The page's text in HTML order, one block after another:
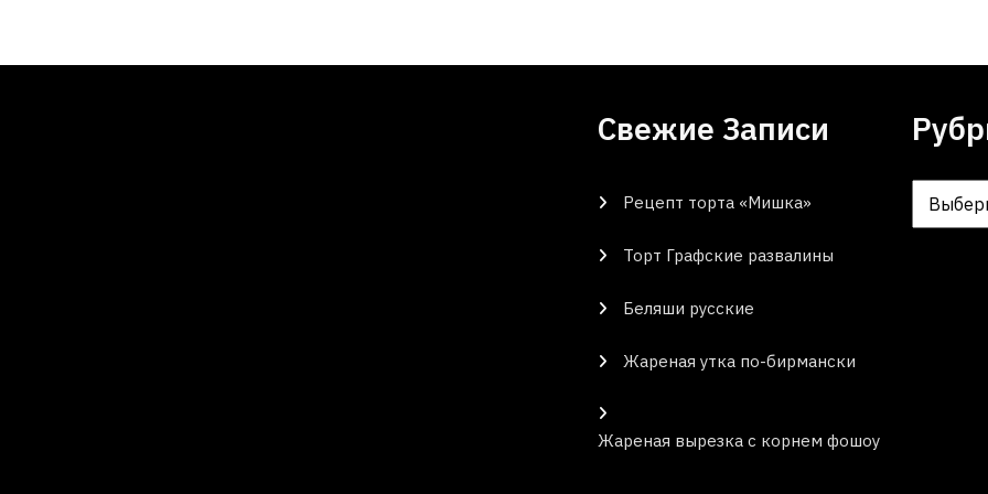
Свежие Записи
Рецепт торта «Мишка»
Торт Графские развалины
Беляши русские
Жареная утка по-бирмански
Жареная вырезка с корнем фошоу
Рубрики